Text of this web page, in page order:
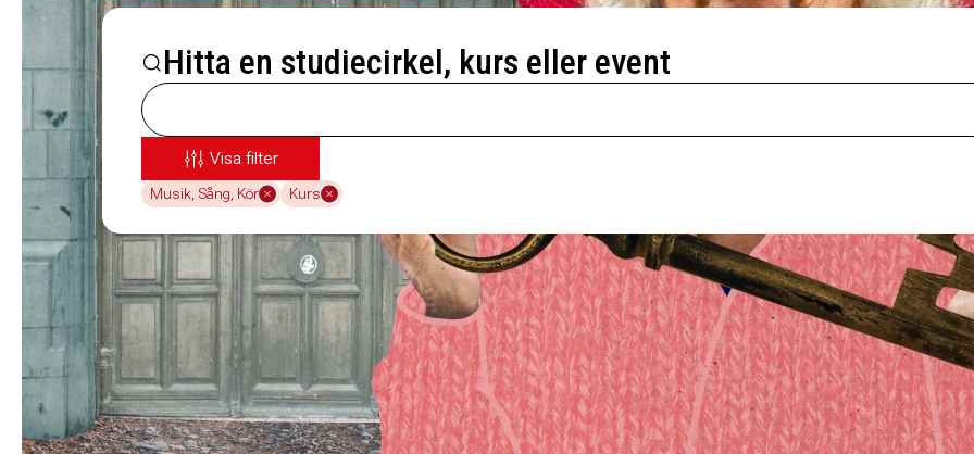
Hitta en studiecirkel, kurs eller event
Visa filter
Musik, Sång, Kör Kurs